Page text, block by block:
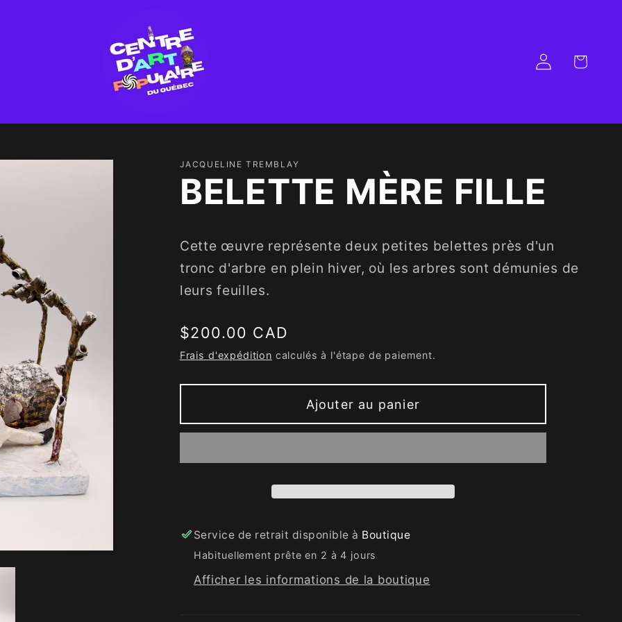
ConnexionPanier
JACQUELINE TREMBLAY
BELETTE MÈRE FILLE
Cette œuvre représente deux petites belettes près d'un
tronc d'arbre en plein hiver, où les arbres sont démunies de
leurs feuilles.
Prix
habituel
$200.00 CAD
Frais d'expédition calculés à l'étape de paiement.
Ajouter au panier
Service de retrait disponible à Boutique
Habituellement prête en 2 à 4 jours
Afficher les informations de la boutique